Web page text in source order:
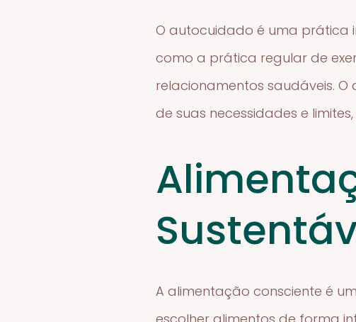
O autocuidado é uma prática
como a prática regular de
relacionamentos saudáveis.
de suas necessidades e
A alimentação consciente é